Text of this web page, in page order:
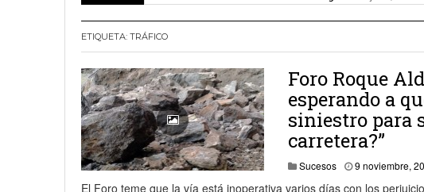
El Ayuntamiento de La Aldea de
Gobierno de Canarias y Ministerio
15 febrero, 2024
La Comunidad de Regantes ‘Aldea
19 diciembre, 2023
Víctor Hernández (PP) toma
ETIQUETA: TRÁFICO
Foro Roque
esperando a
siniestro para
carretera?”
Sucesos 9 noviembre,
El Foro teme que la vía está inoperativa varios días con los